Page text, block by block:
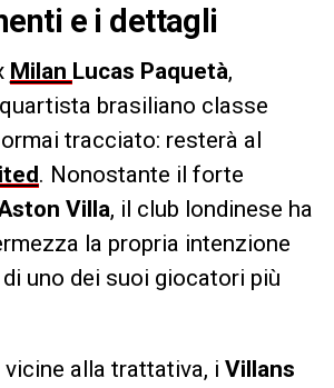
e i dettagli
Milan Lucas Paquetà,
brasiliano classe
tracciato: resterà al
. Nonostante il forte
Villa, il club londinese ha
la propria intenzione
uno dei suoi giocatori più
alla trattativa, i Villans